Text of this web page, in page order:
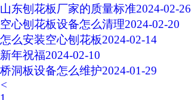
山东刨花板厂家的质量标准2024-02-26
空心刨花板设备怎么清理2024-02-20
怎么安装空心刨花板2024-02-14
新年祝福2024-02-10
桥洞板设备怎么维护2024-01-29
<